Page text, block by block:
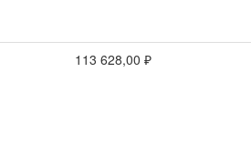
113 628,00 ₽